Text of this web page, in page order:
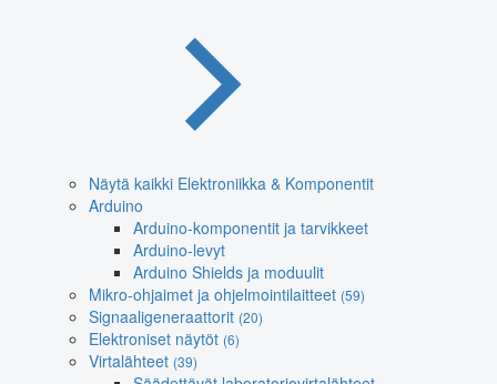
Näytä kaikki Elektroniikka & Komponentit
Arduino
Arduino-komponentit ja tarvikkeet
Arduino-levyt
Arduino Shields ja moduulit
Mikro-ohjaimet ja ohjelmointilaitteet (59)
Signaaligeneraattorit (20)
Elektroniset näytöt (6)
Virtalähteet (39)